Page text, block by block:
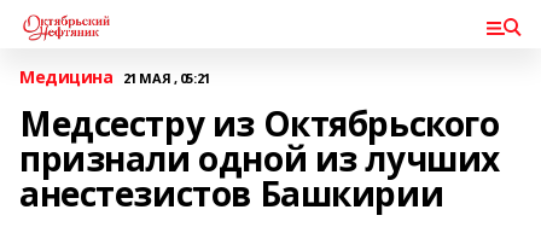
Медицина 21 МАЯ , 05:21
Медсестру из Октябрьского
признали одной из лучших
анестезистов Башкирии